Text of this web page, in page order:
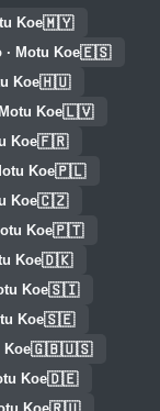
🇲🇾
Koe
🇪🇸
· Motu Koe
🇭🇺
Koe
🇱🇻
Koe
🇫🇷
Koe
🇵🇱
Koe
🇨🇿
Koe
🇵🇹
Koe
🇩🇰
Koe
🇸🇮
Koe
🇸🇪
Koe
🇬🇧🇺🇸
Koe
🇩🇪
Koe